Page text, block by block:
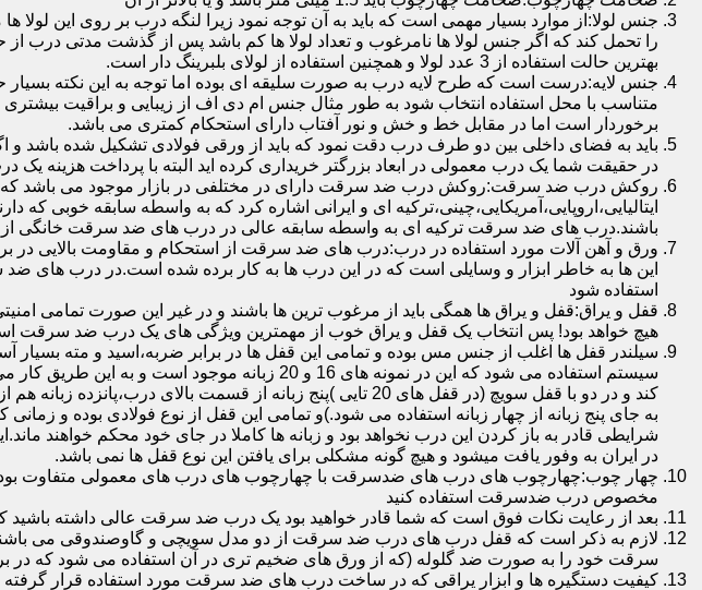
جنس لولا:از موارد بسیار مهمی است که باید به آن توجه نمود زیرا لنگه درب بر روی این لولا
را تحمل کند که اگر جنس لولا ها نامرغوب و تعداد لولا ها کم باشد پس از گذشت مدتی درب
بهترین حالت استفاده از 3 عدد لولا و همچنین استفاده از لولای بلبرینگ دار است.
جنس لایه:درست است که طرح لایه درب به صورت سلیقه ای بوده اما توجه به این نکته بسیار
متناسب با محل استفاده انتخاب شود به طور مثال جنس ام دی اف از زیبایی و براقیت
برخوردار است اما در مقابل خط و خش و نور آفتاب دارای استحکام کمتری می باشد.
باید به فضای داخلی بین دو طرف درب دقت نمود که باید از ورقی فولادی تشکیل شده باشد و
در حقیقت شما یک درب معمولی در ابعاد بزرگتر خریداری کرده اید البته با پرداخت هزینه
روکش درب ضد سرقت:روکش درب ضد سرقت دارای در مختلفی در بازار موجود می باشد که
ایتالیایی،اروپایی،آمریکایی،چینی،ترکیه ای و ایرانی اشاره کرد که به واسطه سابقه خوبی که
باشند.درب های ضد سرقت ترکیه ای به واسطه سابقه عالی در درب های ضد سرقت خانگی از
ورق و آهن آلات مورد استفاده در درب:درب های ضد سرقت از استحکام و مقاومت بالایی در
این ها به خاطر ابزار و وسایلی است که در این درب ها به کار برده شده است.در درب های ضد
استفاده شود
قفل و یراق:قفل و یراق ها همگی باید از مرغوب ترین ها باشند و در غیر این صورت تمامی
هیچ خواهد بود! پس انتخاب یک قفل و یراق خوب از مهمترین ویژگی های یک درب ضد سرقت
سیلندر قفل ها اغلب از جنس مس بوده و تمامی این قفل ها در برابر ضربه،اسید و مته بسیار
سیستم استفاده می شود که این در نمونه های 16 و
به جای پنج زبانه از چهار زبانه استفاده می شود.)و تمامی این قفل از نوع فولادی بوده و
شرایطی قادر به باز کردن این درب نخواهد بود و زبانه ها کاملا در جای خود محکم خواهند
در ایران به وفور یافت میشود و هیچ گونه مشکلی برای یافتن این نوع قفل ها نمی باشد.
چهار چوب:چهارچوب های درب های ضدسرقت با چهارچوب های درب های معمولی متفاوت بوده و
مخصوص درب ضدسرقت استفاده کنید
بعد از رعایت نکات فوق است که شما قادر خواهید بود یک درب ضد سرقت عالی داشته باشید
لازم به ذکر است که قفل درب های درب ضد سرقت از دو مدل سویچی و گاوصندوقی می باشند و
سرقت خود را به صورت ضد گلوله (که از ورق های ضخیم تری در آن استفاده می شود که در
کیفیت دستگیره ها و ابزار یراقی که در ساخت درب های ضد سرقت مورد استفاده قرار